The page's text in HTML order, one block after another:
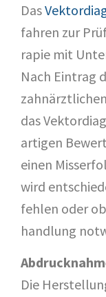
Das
fah­ren zur
ra­pie mit
Nach Ein­trag
das
ar­ti­gen
einen
wird
feh­len oder
hand­lung
Die